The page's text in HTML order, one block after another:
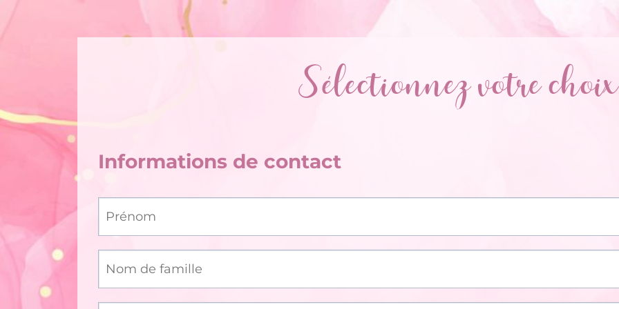
Sélectionnez votre
Informations de contact